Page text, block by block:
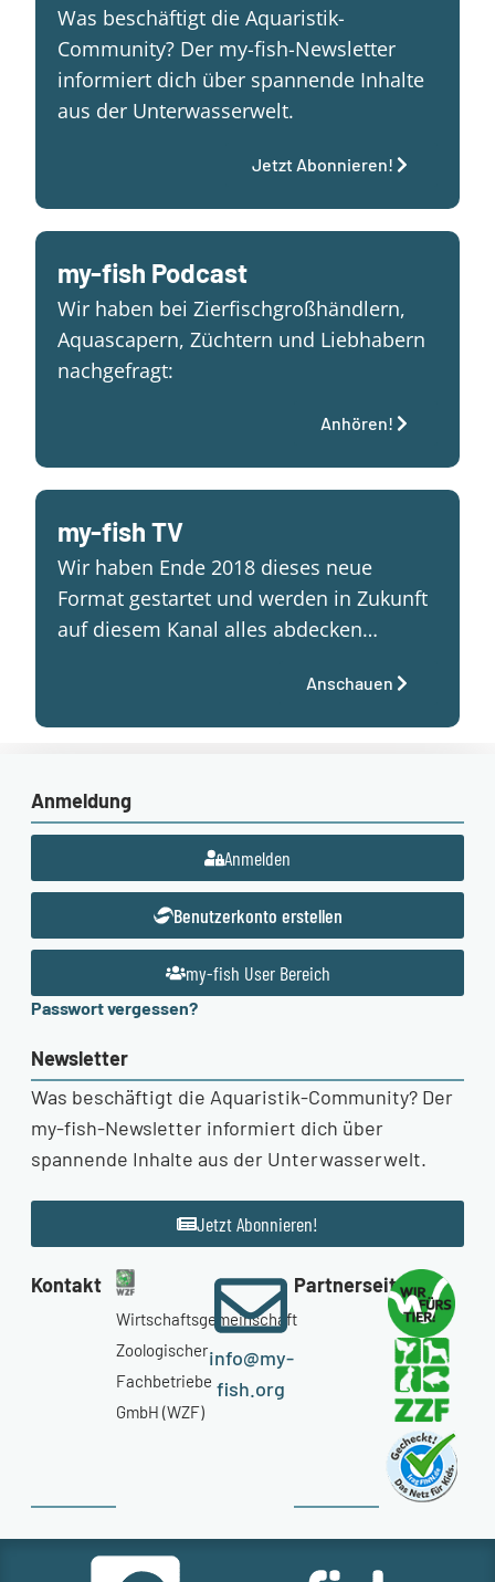
Was beschäftigt die Aquaristik-
Community? Der my-fish-Newsletter
informiert dich über spannende Inhalte
aus der Unterwasserwelt.
Jetzt Abonnieren!
my-fish Podcast
Wir haben bei Zierfischgroßhändlern,
Aquascapern, Züchtern und Liebhabern
nachgefragt:
Anhören!
my-fish TV
Wir haben Ende 2018 dieses neue
Format gestartet und werden in Zukunft
auf diesem Kanal alles abdecken…
Anschauen
Anmeldung
Anmelden
Benutzerkonto erstellen
my-fish User Bereich
Passwort vergessen?
Newsletter
Was beschäftigt die Aquaristik-Community? Der
my-fish-Newsletter informiert dich über
spannende Inhalte aus der Unterwasserwelt.
Jetzt Abonnieren!
Kontakt
Wirtschaftsgemeinschaft
Zoologischer
Fachbetriebe
GmbH (WZF)
info@my-
fish.org
Partnerseiten